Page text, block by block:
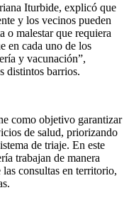
Iturbide, explicó que
y los vecinos pueden
o malestar que requiera
en cada uno de los
y vacunación”,
distintos barrios.
como objetivo garantizar
de salud, priorizando
de triaje. En este
trabajan de manera
consultas en territorio,